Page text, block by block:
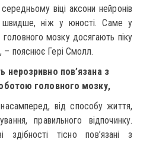
віці аксони нейронів
швидше, ніж у юності. Саме у
головного мозку досягають піку
– пояснює Гері Смолл.
нерозривно пов’язана з
головного мозку,
від способу життя,
правильного відпочинку.
здібності тісно пов’язані з